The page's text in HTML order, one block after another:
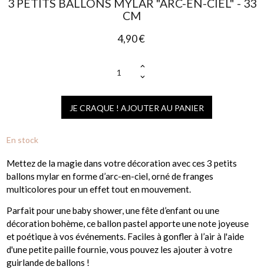
3 PETITS BALLONS MYLAR "ARC-EN-CIEL" - 33
CM
4,90 €
JE CRAQUE ! AJOUTER AU PANIER
En stock
Mettez de la magie dans votre décoration avec ces 3 petits
ballons mylar en forme d’arc-en-ciel, orné de franges
multicolores pour un effet tout en mouvement.
Parfait pour une baby shower, une fête d’enfant ou une
décoration bohème, ce ballon pastel apporte une note joyeuse
et poétique à vos événements. Faciles à gonfler à l’air à l'aide
d'une petite paille fournie, vous pouvez les ajouter à votre
guirlande de ballons !